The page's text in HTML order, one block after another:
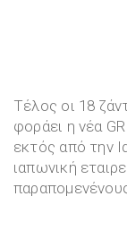
Τέλος οι 18
φοράει η νέα
εκτός από την
ιαπωνική